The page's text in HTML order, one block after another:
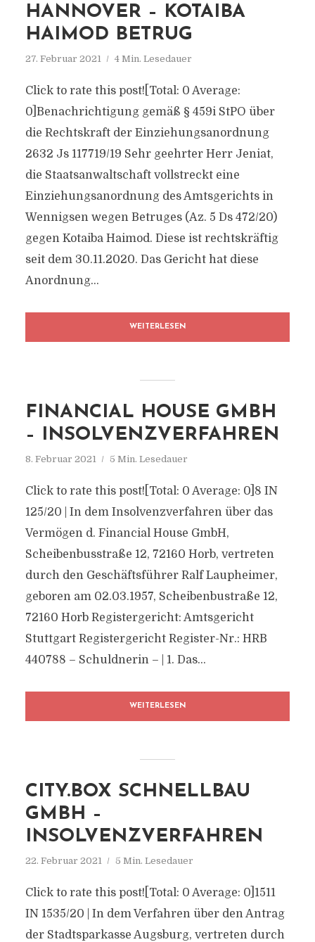
HANNOVER – KOTAIBA
HAIMOD BETRUG
27. Februar 2021 4 Min. Lesedauer
Click to rate this post![Total: 0 Average:
0]Benachrichtigung gemäß § 459i StPO über
die Rechtskraft der Einziehungsanordnung
2632 Js 117719/​19 Sehr geehrter Herr Jeniat,
die Staatsanwaltschaft vollstreckt eine
Einziehungsanordnung des Amtsgerichts in
Wennigsen wegen Betruges (Az. 5 Ds 472/​20)
gegen Kotaiba Haimod. Diese ist rechtskräftig
seit dem 30.11.2020. Das Gericht hat diese
Anordnung...
WEITERLESEN
FINANCIAL HOUSE GMBH
– INSOLVENZVERFAHREN
8. Februar 2021 5 Min. Lesedauer
Click to rate this post![Total: 0 Average: 0]8 IN
125/20 | In dem Insolvenzverfahren über das
Vermögen d. Financial House GmbH,
Scheibenbusstraße 12, 72160 Horb, vertreten
durch den Geschäftsführer Ralf Laupheimer,
geboren am 02.03.1957, Scheibenbustraße 12,
72160 Horb Registergericht: Amtsgericht
Stuttgart Registergericht Register-Nr.: HRB
440788 – Schuldnerin – | 1. Das...
WEITERLESEN
CITY.BOX SCHNELLBAU
GMBH –
INSOLVENZVERFAHREN
22. Februar 2021 5 Min. Lesedauer
Click to rate this post![Total: 0 Average: 0]1511
IN 1535/20 | In dem Verfahren über den Antrag
der Stadtsparkasse Augsburg, vertreten durch